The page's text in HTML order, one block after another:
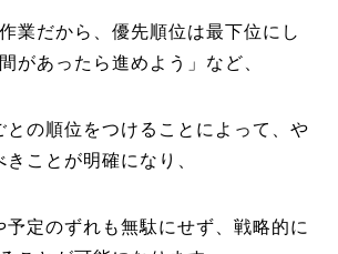
業だから、優先順位は最下位にし
があったら進めよう」など、
との順位をつけることによって、や
きことが明確になり、
予定のずれも無駄にせず、戦略的に